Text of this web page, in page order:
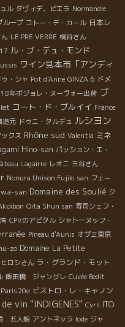
ル ダヴィデ、ピエラ Normandie
ループ コトー・デ・カール 日本レ
LE PRE VERRE 桐谷さん
ル・ブ・デュ・モンド
ワイン見本市「アンディ
・シャ Pot d'Anne GINZA 6 ドメ
年ボジョレ・ヌーヴォー出荷 ブ
コート・ド・ブルイイ France
造元 ドゥニ・タルデュ ルシヨン
クス Rhône sud Valentia ミネ
Hino-san パッション・エ・
Lagairre レオニ 三谷さん
Nonura Unison Fujiki san フェー
san Domaine des Soulié ク
Oita Shun san 寿司シェフ・
CPVのアビタル シャトーヌッフ・
Pineau d'Aunis オザミ東京
zo Domaine La Petite
ロシさん ラ・グランド・モット
飯田橋 ジャングレ Cuvée Bedit
Paris20e ビストロ・レ・キャノン
vin ''INDIGENES'' Cyril ITO
五人娘 アントネッラ Iode ジャ